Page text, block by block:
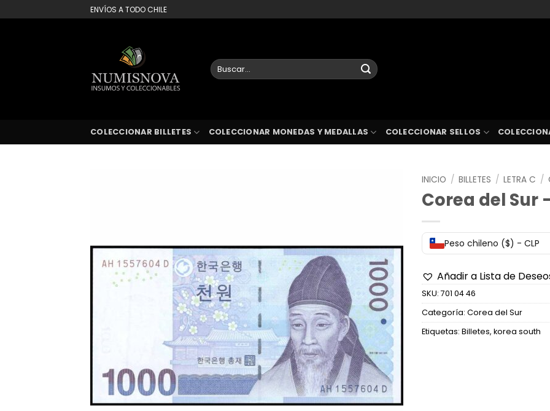
al
ENVÍOS A TODO CHILE
Buscar
por:
COLECCIONAR BILLETES COLECCIONAR MONEDAS Y MEDALLAS COLECCIONAR SELLOS
INICIO / BILLETES / LETRA C /
Corea del Sur
Peso chileno ($) - CLP
Añadir a Lista de
SKU: 701 04 46
Categoría: Corea del Sur
Etiquetas: Billetes, korea south